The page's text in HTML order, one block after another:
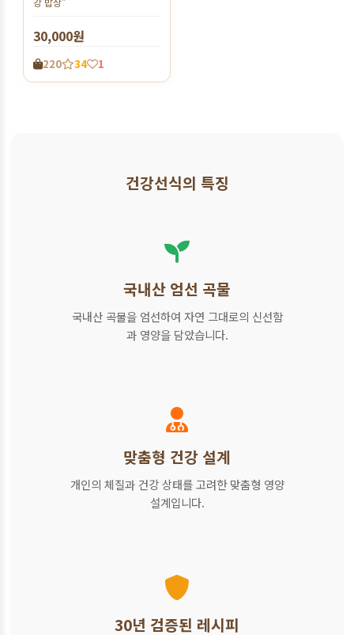
30,000원
220 34 1
건강선식의 특징
국내산 엄선 곡물
국내산 곡물을 엄선하여 자연 그대로의 신선함
과 영양을 담았습니다.
맞춤형 건강 설계
개인의 체질과 건강 상태를 고려한 맞춤형 영양
설계입니다.
30년 검증된 레시피